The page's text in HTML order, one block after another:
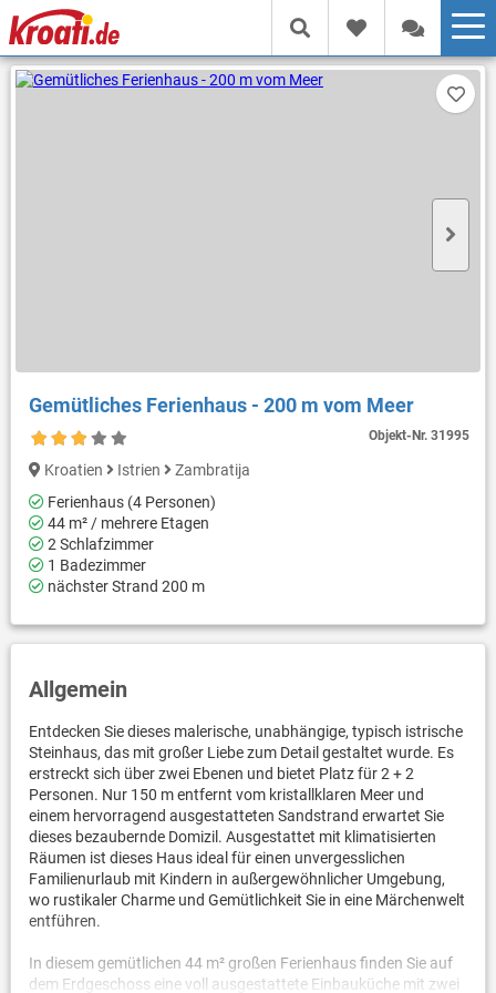
Gemütliches Ferienhaus - 200 m vom Meer
Objekt-Nr.31995
Kroatien Istrien
Zambratija
Ferienhaus (4 Personen)
44 m² / mehrere Etagen
2 Schlafzimmer
1 Badezimmer
nächster Strand 200 m
Allgemein
Entdecken Sie dieses malerische, unabhängige, typisch istrische
Steinhaus, das mit großer Liebe zum Detail gestaltet wurde. Es
erstreckt sich über zwei Ebenen und bietet Platz für 2 + 2
Personen. Nur 150 m entfernt vom kristallklaren Meer und
einem hervorragend ausgestatteten Sandstrand erwartet Sie
dieses bezaubernde Domizil. Ausgestattet mit klimatisierten
Räumen ist dieses Haus ideal für einen unvergesslichen
Familienurlaub mit Kindern in außergewöhnlicher Umgebung,
wo rustikaler Charme und Gemütlichkeit Sie in eine Märchenwelt
entführen.
In diesem gemütlichen 44 m² großen Ferienhaus finden Sie auf
dem Erdgeschoss eine voll ausgestattete Einbauküche mit zwei